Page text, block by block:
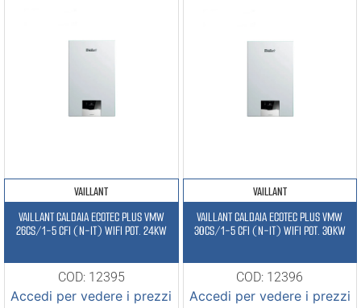
VAILLANT
VAILLANT CALDAIA ECOTEC PLUS VMW
26CS/1-5 CFI (N-IT) WIFI POT. 24KW
COD: 12395
Accedi per vedere i prezzi
VAILLANT
VAILLANT CALDAIA ECOTEC PLUS VMW
30CS/1-5 CFI (N-IT) WIFI POT. 30KW
COD: 12396
Accedi per vedere i prezzi